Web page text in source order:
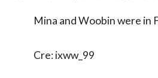
Mina and Woobin were in
Cre: ixww_99